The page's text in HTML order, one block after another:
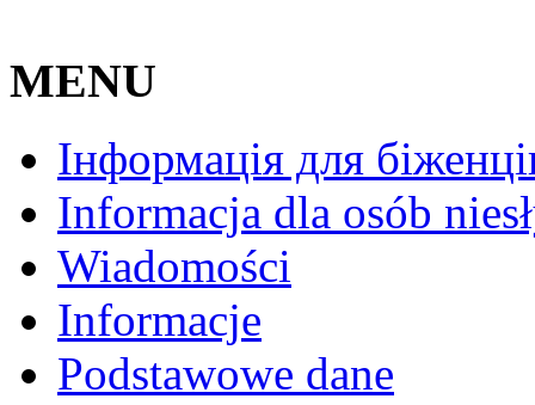
MENU
Інформація для
Informacja dla osób
Wiadomości
Informacje
Podstawowe dane